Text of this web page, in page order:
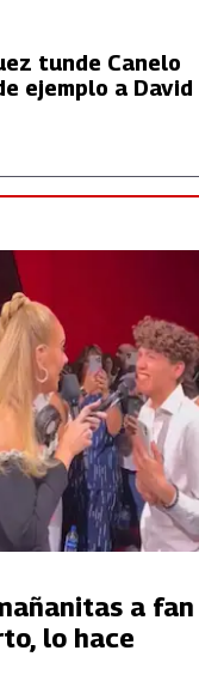
tunde Canelo
ejemplo a David
a fan
lo hace